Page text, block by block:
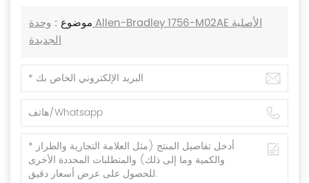
موضوع : وحدة Allen-Bradley 1756-M02AE الأصلية
الجديدة